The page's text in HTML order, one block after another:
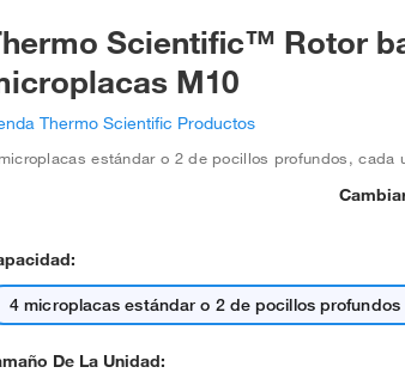
Scientific™ Rotor
M10
Thermo Scientific Productos
estándar o 2 de pocillos profundos,cada
4 microplacas estándar o 2 de pocillos profundos
De La Unidad: